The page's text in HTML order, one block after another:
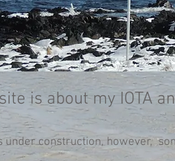
is about my IOTA
under construction, however,